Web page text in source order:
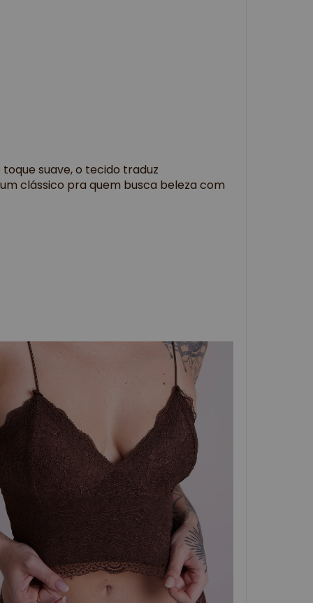
suave, o tecido traduz
clássico pra quem busca beleza com